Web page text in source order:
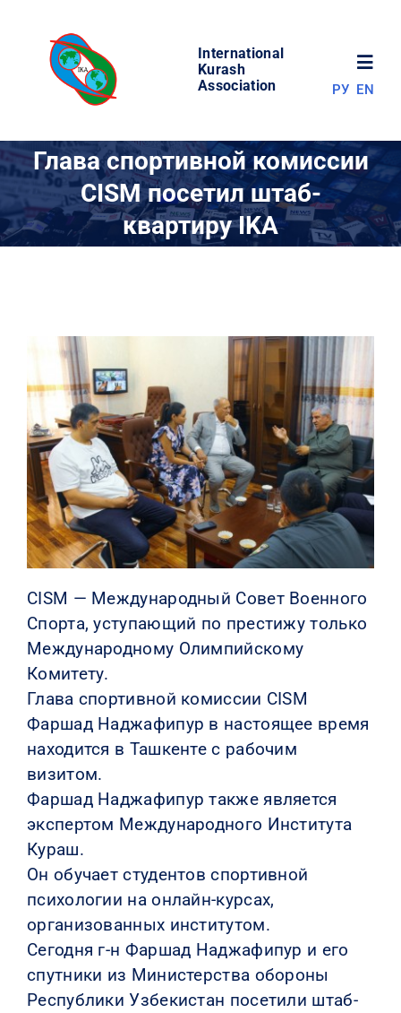
content
International
Kurash
Association
МИР КУРАША
РЕЗУЛЬТАТЫ
КОНТАКТЫ
РУ EN
Глава спортивной комиссии
CISM посетил штаб-
квартиру IKA
CISM — Международный Совет Военного
Спорта, уступающий по престижу только
Международному Олимпийскому
Комитету.
Глава спортивной комиссии CISM
Фаршад Наджафипур в настоящее время
находится в Ташкенте с рабочим
визитом.
Фаршад Наджафипур также является
экспертом Международного Института
Кураш.
Он обучает студентов спортивной
психологии на онлайн-курсах,
организованных институтом.
Сегодня г-н Фаршад Наджафипур и его
спутники из Министерства обороны
Республики Узбекистан посетили штаб-